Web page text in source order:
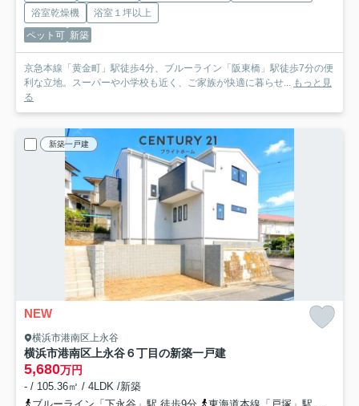
浴室乾燥機
浴室１坪以上
ペット可 新築
京急本線「黄金町」駅徒歩4分、ブルーライン「阪東橋」駅徒歩7分の便
利な立地。スーパーや小学校も近く、ご家族が快適に暮らせ...
もっと見
る
新築一戸建
NEW
横浜市港南区上永谷
横浜市港南区上永谷６丁目の新築一戸建
5,680万円
- / 105.36㎡ / 4LDK /新築